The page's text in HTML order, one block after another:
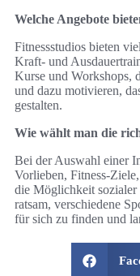
Welche Angebote
Fitnessstudios bieten
Kraft- und
Kurse und Workshops,
und dazu motivieren,
gestalten.
Wie wählt man die
Bei der Auswahl einer
Vorlieben, Fitness-
die Möglichkeit sozialer
ratsam, verschiedene
für sich zu finden und